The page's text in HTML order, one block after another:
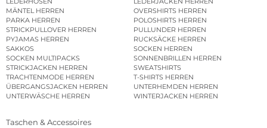
MÄNTEL HERREN
OVERSHIRTS HERREN
PARKA HERREN
POLOSHIRTS HERREN
STRICKPULLOVER HERREN
PULLUNDER HERREN
PYJAMAS HERREN
RUCKSÄCKE HERREN
SAKKOS
SOCKEN HERREN
SOCKEN MULTIPACKS
SONNENBRILLEN HERREN
STRICKJACKEN HERREN
SWEATSHIRTS
TRACHTENMODE HERREN
T-SHIRTS HERREN
ÜBERGANGSJACKEN HERREN
UNTERHEMDEN HERREN
UNTERWÄSCHE HERREN
WINTERJACKEN HERREN
Taschen & Accessoires